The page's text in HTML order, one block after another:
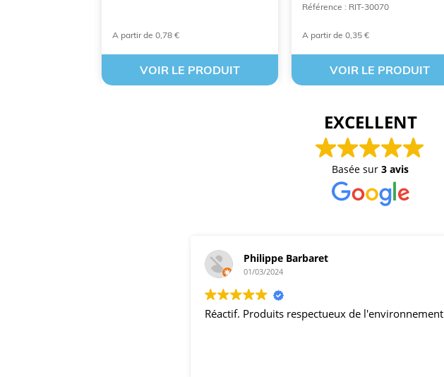
A partir de 0,78 €
VOIR LE PRODUIT
Référence : RIT-30070
A partir de 0,35 €
VOIR LE PRODUIT
EXCELLENT
Basée sur3 avis
Philippe Barbaret
01/03/2024
Réactif. Produits respectueux de l'environnement